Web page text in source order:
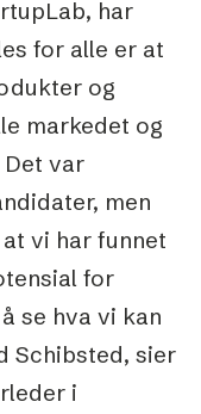
har
for alle er at
og
markedet og
var
men
vi har funnet
for
se hva vi kan
Schibsted, sier
i